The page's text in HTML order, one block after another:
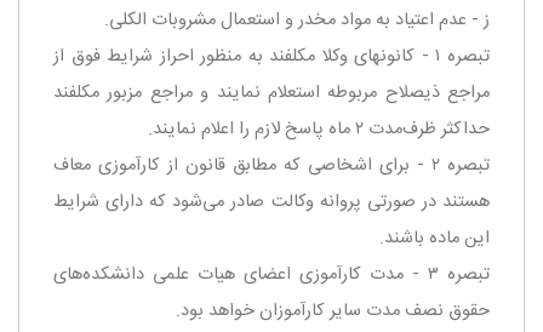
‌ز - عدم اعتیاد به مواد مخدر و استعمال مشروبات الكلی.
‌تبصره ۱ - كانونهای وكلا مكلفند به منظور احراز شرایط فوق از
مراجع ذیصلاح مربوطه استعلام نمایند و مراجع مزبور مكلفند
حداكثر ظرف‌مدت ۲ ماه پاسخ لازم را اعلام نمایند.
‌تبصره ۲ - برای اشخاصی كه مطابق قانون از كارآموزی معاف
هستند در صورتی پروانه وكالت صادر می‌شود كه دارای شرایط
این ماده باشند.
‌تبصره ۳ - مدت كارآموزی اعضای هیات علمی دانشكده‌های
حقوق نصف مدت سایر كارآموزان خواهد بود.